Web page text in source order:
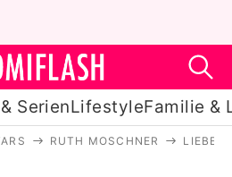
SerienLifestyleFamilie &
RUTH MOSCHNER LIEBE